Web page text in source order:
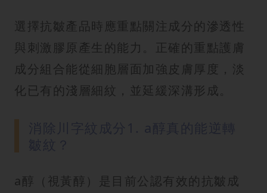
選擇抗皺產品時應重點關注成分的滲透性
與刺激膠原產生的能力。正確的重點護膚
成分組合能從細胞層面加強皮膚厚度，淡
化已有的淺層細紋，並延緩深溝形成。
a醇（視黃醇）是目前公認有效的抗皺成